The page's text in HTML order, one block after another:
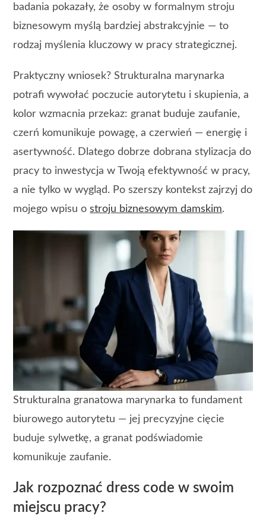
badania pokazały, że osoby w formalnym stroju
biznesowym myślą bardziej abstrakcyjnie — to
rodzaj myślenia kluczowy w pracy strategicznej.
Praktyczny wniosek? Strukturalna marynarka
potrafi wywołać poczucie autorytetu i skupienia, a
kolor wzmacnia przekaz: granat buduje zaufanie,
czerń komunikuje powagę, a czerwień — energię i
asertywność. Dlatego dobrze dobrana stylizacja do
pracy to inwestycja w Twoją efektywność w pracy,
a nie tylko w wygląd. Po szerszy kontekst zajrzyj do
mojego wpisu ostroju biznesowym damskim.
Strukturalna granatowa marynarka to fundament
biurowego autorytetu — jej precyzyjne cięcie
buduje sylwetkę, a granat podświadomie
komunikuje zaufanie.
Jak rozpoznać dress code w swoim
miejscu pracy?